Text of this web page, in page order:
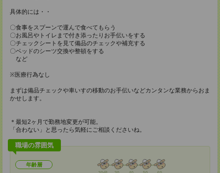
具体的には・・
〇食事をスプーンで運んで食べてもらう
〇お風呂やトイレまで付き添ったりお手伝いをする
〇チェックシートを見て備品のチェックや補充する
〇ベッドのシーツ交換や整頓をする
など
※医療行為なし
まずは備品チェックや車いすの移動のお手伝いなどカンタンな業務からおま
かせします。
＊最短2ヶ月で勤務地変更が可能。
「合わない」と思ったら気軽にご相談くださいね。
職場の雰囲気
年齢層